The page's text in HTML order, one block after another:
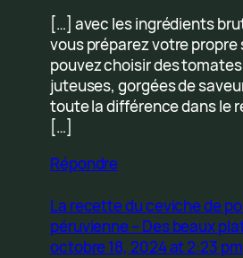
[…] avec les ingrédients
vous préparez votre propre
pouvez choisir des
juteuses, gorgées de
toute la différence dans le
[…]
Répondre
La recette du ceviche de
péruvienne – Des beaux
octobre 18, 2024 at 2:23 pm